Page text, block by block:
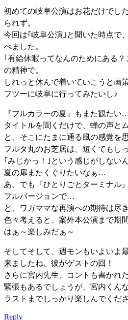
初めての岐阜公演はお花だけでし
られず。
今回は｢岐阜公演｣と聞いた時点で
べました。
｢有給休暇ってなんのためにある
の精神で。
しれっと休んで着いていこうと画
フツーに岐阜に行ってみたいし♪
『フルカラーの夏』もまた観たい
タイトルを聞くだけで、蝉の声と
と、そこにたまに通る風の感覚を
フルタ丸のお芝居は、短くてもし
｢みじかっ！｣という感じがしない
夏の扉またくぐりたいなぁ…
あ、でも『ひとりごとターミナル
フルバージョンで…
と、ワガママな再演への期待は尽
色々考えると、案外本公演まで期
はぁ～楽しみだぁ～
そしてそして、週モンもいよいよ
来ましたね、彼がゲストの回！
さらに宮内先生、コントも書かれ
緊張もあるでしょうが、宮内くん
ラストまでしっかり楽しんでくだ
Reply